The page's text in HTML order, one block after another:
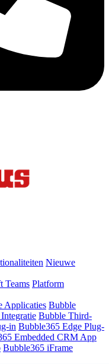
Nieuwe
Teams Platform
Applicaties Bubble
Bubble Third-
in Bubble365 Edge Plug-
Embedded CRM App
Bubble365 iFrame